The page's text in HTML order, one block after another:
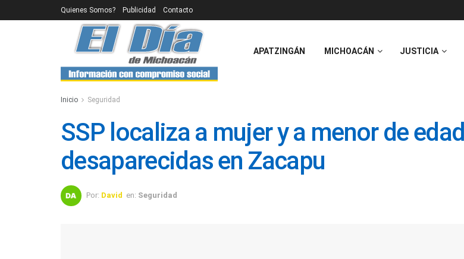
Quienes Somos? Publicidad Contacto
APATZINGÁN MICHOACÁN JUSTICIA
Inicio Seguridad
SSP localiza a mujer y a menor de edad
desaparecidas en Zacapu
Por: David en: Seguridad